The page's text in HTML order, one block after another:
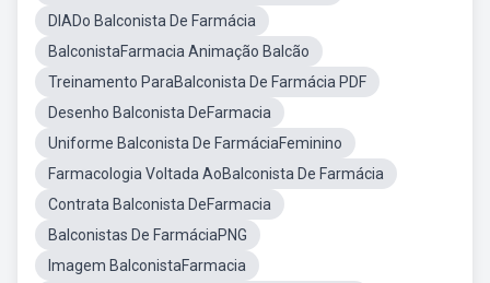
DIADo Balconista De Farmácia
BalconistaFarmacia Animação Balcão
Treinamento ParaBalconista De Farmácia PDF
Desenho Balconista DeFarmacia
Uniforme Balconista De FarmáciaFeminino
Farmacologia Voltada AoBalconista De Farmácia
Contrata Balconista DeFarmacia
Balconistas De FarmáciaPNG
Imagem BalconistaFarmacia